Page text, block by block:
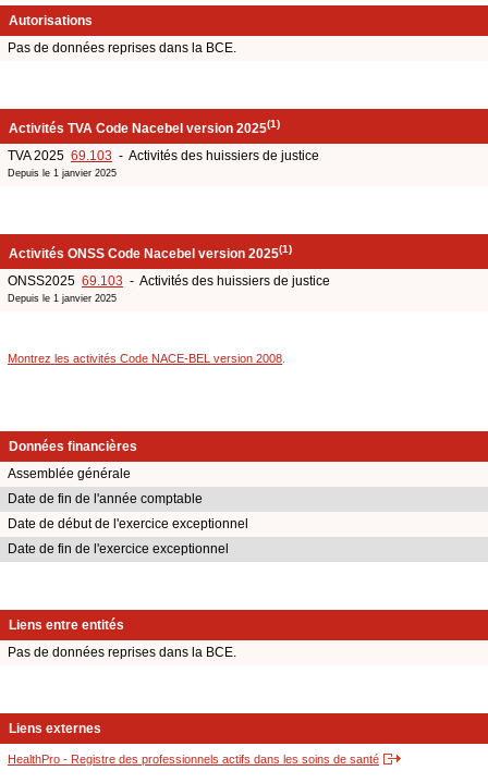
Autorisations
Pas de données reprises dans la BCE.
Activités TVA Code Nacebel version 2025(1)
TVA 2025 69.103 - Activités des huissiers de justice
Depuis le 1 janvier 2025
Activités ONSS Code Nacebel version 2025(1)
ONSS2025 69.103 - Activités des huissiers de justice
Depuis le 1 janvier 2025
Montrez les activités Code NACE-BEL version 2008
Données financières
Assemblée générale
Date de fin de l'année comptable
Date de début de l'exercice exceptionnel
Date de fin de l'exercice exceptionnel
Liens entre entités
Pas de données reprises dans la BCE.
Liens externes
HealthPro - Registre des professionnels actifs dans les soins de santé